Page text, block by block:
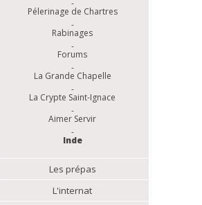
Pélerinage de Chartres
Rabinages
Forums
La Grande Chapelle
La Crypte Saint-Ignace
Aimer Servir
Inde
Les prépas
L'internat